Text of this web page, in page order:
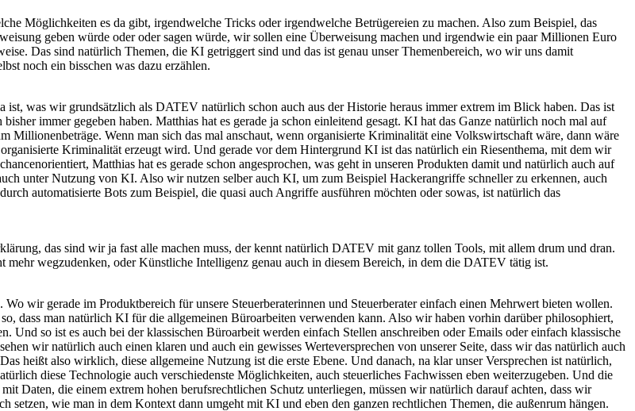
Möglichkeiten es da gibt, irgendwelche Tricks oder irgendwelche Betrügereien zu machen. Also zum Beispiel, das
geben würde oder oder sagen würde, wir sollen eine Überweisung machen und irgendwie ein paar Millionen Euro
Das sind natürlich Themen, die KI getriggert sind und das ist genau unser Themenbereich, wo wir uns damit
noch ein bisschen was dazu erzählen.
ist, was wir grundsätzlich als DATEV natürlich schon auch aus der Historie heraus immer extrem im Blick haben. Das ist
immer gegeben haben. Matthias hat es gerade ja schon einleitend gesagt. KI hat das Ganze natürlich noch mal auf
Millionenbeträge. Wenn man sich das mal anschaut, wenn organisierte Kriminalität eine Volkswirtschaft wäre, dann wäre
Kriminalität erzeugt wird. Und gerade vor dem Hintergrund KI ist das natürlich ein Riesenthema, mit dem wir
Matthias hat es gerade schon angesprochen, was geht in unseren Produkten damit und natürlich auch auf
unter Nutzung von KI. Also wir nutzen selber auch KI, um zum Beispiel Hackerangriffe schneller zu erkennen, auch
automatisierte Bots zum Beispiel, die quasi auch Angriffe ausführen möchten oder sowas, ist natürlich das
das sind wir ja fast alle machen muss, der kennt natürlich DATEV mit ganz tollen Tools, mit allem drum und dran.
wegzudenken, oder Künstliche Intelligenz genau auch in diesem Bereich, in dem die DATEV tätig ist.
wir gerade im Produktbereich für unsere Steuerberaterinnen und Steuerberater einfach einen Mehrwert bieten wollen.
dass man natürlich KI für die allgemeinen Büroarbeiten verwenden kann. Also wir haben vorhin darüber philosophiert,
so ist es auch bei der klassischen Büroarbeit werden einfach Stellen anschreiben oder Emails oder einfach klassische
wir natürlich auch einen klaren und auch ein gewisses Werteversprechen von unserer Seite, dass wir das natürlich auch
heißt also wirklich, diese allgemeine Nutzung ist die erste Ebene. Und danach, na klar unser Versprechen ist natürlich,
diese Technologie auch verschiedenste Möglichkeiten, auch steuerliches Fachwissen eben weiterzugeben. Und die
Daten, die einem extrem hohen berufsrechtlichen Schutz unterliegen, müssen wir natürlich darauf achten, dass wir
setzen, wie man in dem Kontext dann umgeht mit KI und eben den ganzen rechtlichen Themen, die außenrum hängen.